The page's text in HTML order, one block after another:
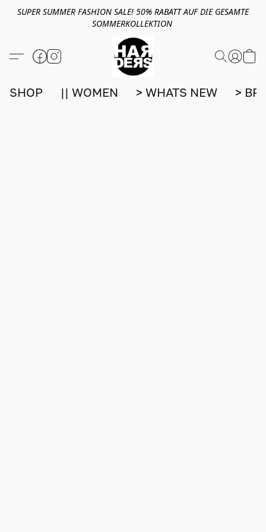
SUPER SUMMER FASHION SALE! 50% RABATT AUF DIE GESAMTE
SOMMERKOLLEKTION
SHOP || WOMEN > WHATS NEW >